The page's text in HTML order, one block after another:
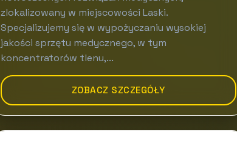
zlokalizowany w miejscowości Laski.
Specjalizujemy się w wypożyczaniu wysokiej
jakości sprzętu medycznego, w tym
koncentratorów tlenu,...
ZOBACZ SZCZEGÓŁY